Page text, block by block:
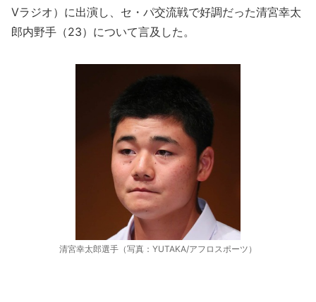
Vラジオ）に出演し、セ・パ交流戦で好調だった清宮幸太
郎内野手（23）について言及した。
清宮幸太郎選手（写真：YUTAKA/アフロスポーツ）